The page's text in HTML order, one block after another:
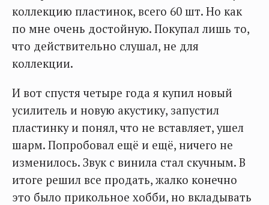
коллекцию пластинок, всего 60 шт. Но как
по мне очень достойную. Покупал лишь то,
что действительно слушал, не для
коллекции.
И вот спустя четыре года я купил новый
усилитель и новую акустику, запустил
пластинку и понял, что не вставляет, ушел
шарм. Попробовал ещё и ещё, ничего не
изменилось. Звук с винила стал скучным. В
итоге решил все продать, жалко конечно
это было прикольное хобби, но вкладывать